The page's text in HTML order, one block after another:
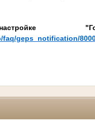
geps_notification/